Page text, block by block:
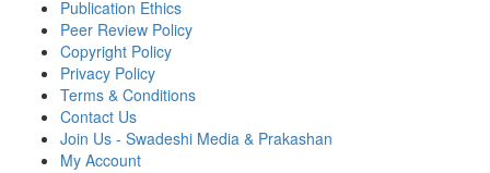
Publication Ethics
Peer Review Policy
Copyright Policy
Privacy Policy
Terms & Conditions
Contact Us
Join Us - Swadeshi Media & Prakashan
My Account